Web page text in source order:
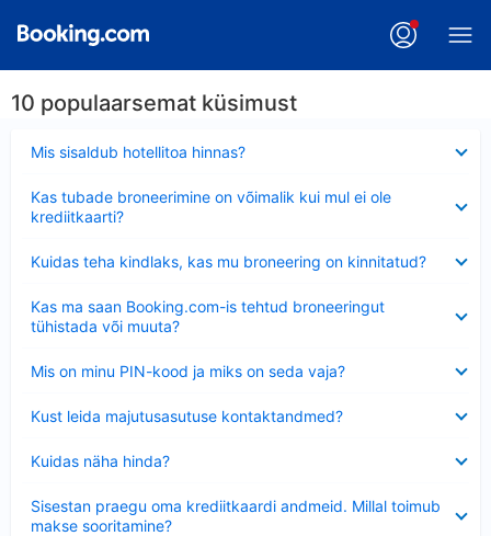
10 populaarsemat küsimust
Mis sisaldub hotellitoa hinnas?
Kas tubade broneerimine on võimalik kui mul ei ole
krediitkaarti?
Kuidas teha kindlaks, kas mu broneering on kinnitatud?
Kas ma saan Booking.com-is tehtud broneeringut
tühistada või muuta?
Mis on minu PIN-kood ja miks on seda vaja?
Kust leida majutusasutuse kontaktandmed?
Kuidas näha hinda?
Sisestan praegu oma krediitkaardi andmeid. Millal toimub
makse sooritamine?